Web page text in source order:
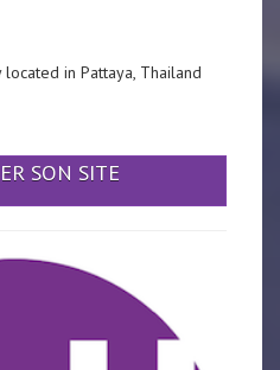
located in Pattaya, Thailand
SON SITE